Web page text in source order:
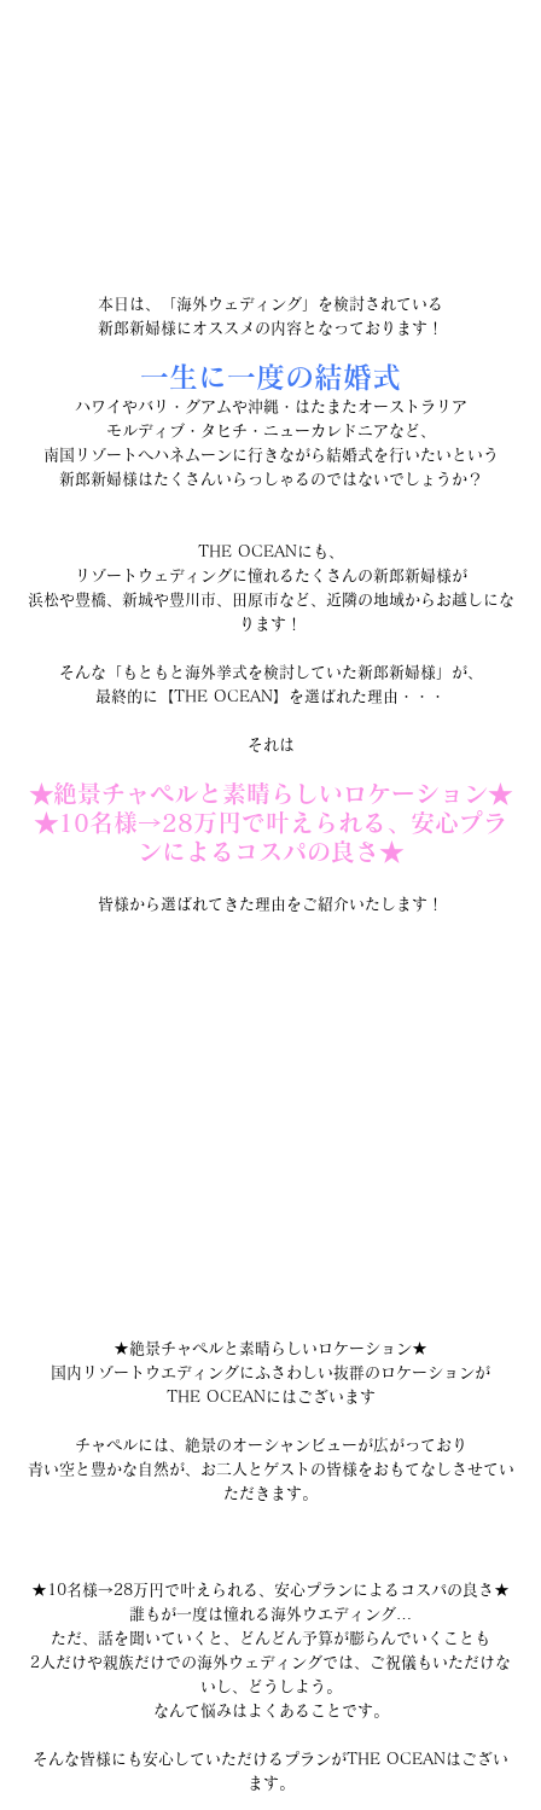
本日は、「海外ウェディング」を検討されている
新郎新婦様にオススメの内容となっております！
一生に一度の結婚式
ハワイやバリ・グアムや沖縄・はたまたオーストラリア
モルディブ・タヒチ・ニューカレドニアなど、
南国リゾートへハネムーンに行きながら結婚式を行いたいという
新郎新婦様はたくさんいらっしゃるのではないでしょうか？
THE OCEANにも、
リゾートウェディングに憧れるたくさんの新郎新婦様が
浜松や豊橋、新城や豊川市、田原市など、近隣の地域からお越しにな
ります！
そんな「もともと海外挙式を検討していた新郎新婦様」が、
最終的に【THE OCEAN】を選ばれた理由・・・
それは
★絶景チャペルと素晴らしいロケーション★
★10名様→28万円で叶えられる、安心プラ
ンによるコスパの良さ★
皆様から選ばれてきた理由をご紹介いたします！
★絶景チャペルと素晴らしいロケーション★
国内リゾートウエディングにふさわしい抜群のロケーションが
THE OCEANにはございます
チャペルには、絶景のオーシャンビューが広がっており
青い空と豊かな自然が、お二人とゲストの皆様をおもてなしさせてい
ただきます。
★10名様→28万円で叶えられる、安心プランによるコスパの良さ★
誰もが一度は憧れる海外ウエディング…
ただ、話を聞いていくと、どんどん予算が膨らんでいくことも
2人だけや親族だけでの海外ウェディングでは、ご祝儀もいただけな
いし、どうしよう。
なんて悩みはよくあることです。
そんな皆様にも安心していただけるプランがTHE OCEANはござい
ます。